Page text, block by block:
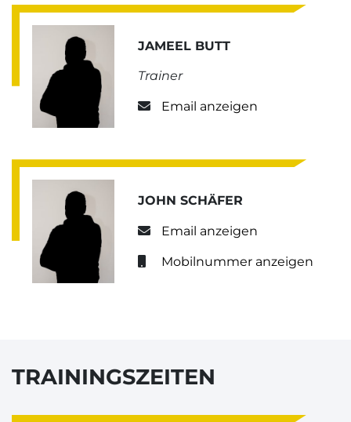
JAMEEL BUTT
Trainer
Email anzeigen
JOHN SCHÄFER
Email anzeigen
Mobilnummer anzeigen
TRAININGSZEITEN